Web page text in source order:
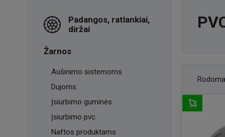
Padangos, ratlankiai,
diržai
Žarnos
Aušinimo sistemoms
Dujoms
Įsiurbimo guminės
Įsiurbimo pvc
Naftos produktams